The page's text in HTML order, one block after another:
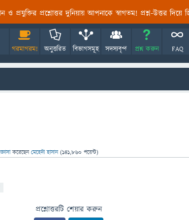
ও প্রযুক্তির প্রশ্নোত্তর দুনিয়ায় আপনাকে স্বাগতম! প্রশ্ন-উত্তর দিয়ে
গরমাগরম! অনুত্তরিত বিভাগসমূহ সদস্যবৃন্দ প্রশ্ন করুন FAQ
করেছেনমেহেদী হাসান (141,860 পয়েন্ট)
প্রশ্নোত্তরটি শেয়ার করুন